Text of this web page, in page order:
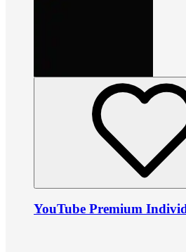
YouTube Premium